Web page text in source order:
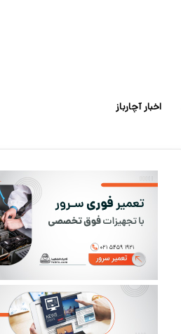
اخبار آچارباز